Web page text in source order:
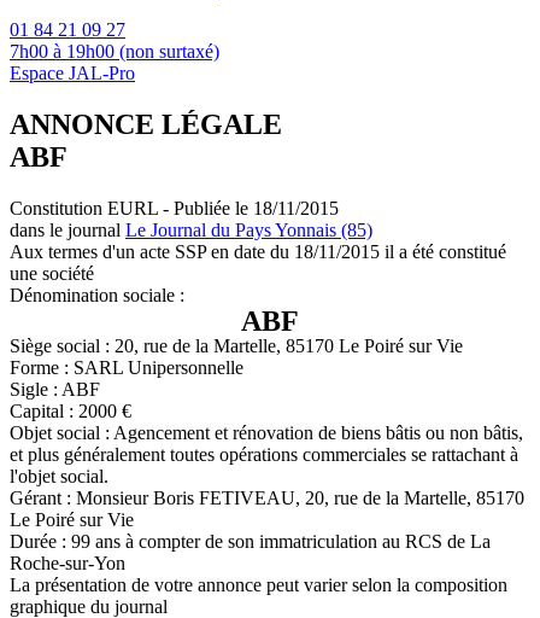
01 84 21 09 27
7h00 à 19h00 (non surtaxé)
Espace JAL-Pro
ANNONCE LÉGALE
ABF
Constitution EURL - Publiée le 18/11/2015
dans le journal Le Journal du Pays Yonnais (85)
Aux termes d'un acte SSP en date du 18/11/2015 il a été constitué
une société
Dénomination sociale :
ABF
Siège social : 20, rue de la Martelle, 85170 Le Poiré sur Vie
Forme : SARL Unipersonnelle
Sigle : ABF
Capital : 2000 €
Objet social : Agencement et rénovation de biens bâtis ou non bâtis,
et plus généralement toutes opérations commerciales se rattachant à
l'objet social.
Gérant : Monsieur Boris FETIVEAU, 20, rue de la Martelle, 85170
Le Poiré sur Vie
Durée : 99 ans à compter de son immatriculation au RCS de La
Roche-sur-Yon
La présentation de votre annonce peut varier selon la composition
graphique du journal